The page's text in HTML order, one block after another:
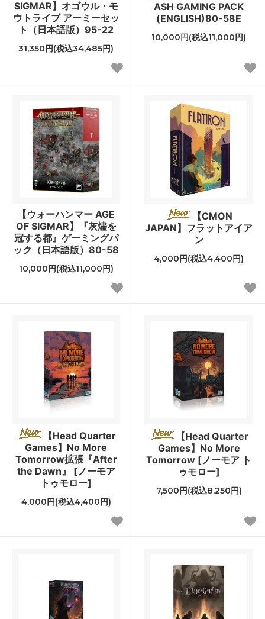
SIGMAR】オゴウル・モ
ウトライブ アーミーセッ
ト（日本語版）95-22
31,350円(税込34,485円)
ASH GAMING PACK
(ENGLISH)80-58E
10,000円(税込11,000円)
【ウォーハンマー AGE
OF SIGMAR】『灰燼を
冠する都』ゲーミングパ
ック（日本語版）80-58
10,000円(税込11,000円)
【CMON
JAPAN】フラットアイア
ン
4,000円(税込4,400円)
【Head Quarter
Games】No More
Tomorrow拡張『After
the Dawn』 [ノーモア
トゥモロー]
4,000円(税込4,400円)
【Head Quarter
Games】No More
Tomorrow [ノーモア ト
ゥモロー]
7,500円(税込8,250円)